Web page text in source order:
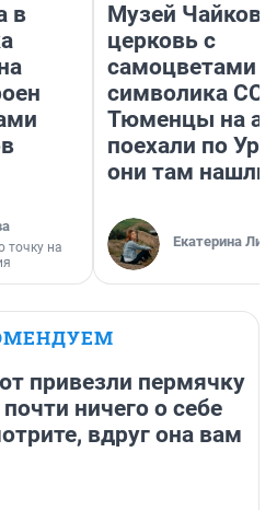
в
точку на
Музей
церковь с
самоцветами
символика
Тюменцы на
поехали по
они там нашли
Екатерина
привезли пермячку
ничего о себе
вдруг она вам